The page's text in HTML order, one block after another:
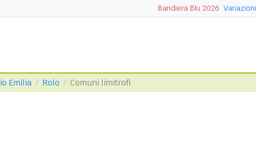
Bandiera Blu 2026 Variazioni
Emilia Rolo Comuni limitrofi